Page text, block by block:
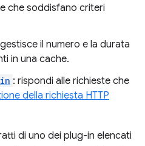
che soddisfano criteri
il numero e la durata
in una cache.
: rispondi alle richieste che
della richiesta HTTP
di uno dei plug-in elencati